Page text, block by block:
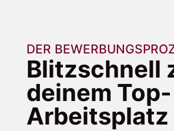
DER
Blitzschnell
deinem Top-
Arbeitsplatz